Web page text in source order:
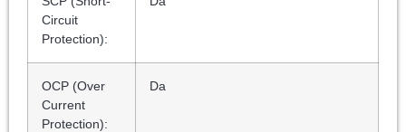
Circuit
Protection):
OCP (Over
Current
Protection):
Da